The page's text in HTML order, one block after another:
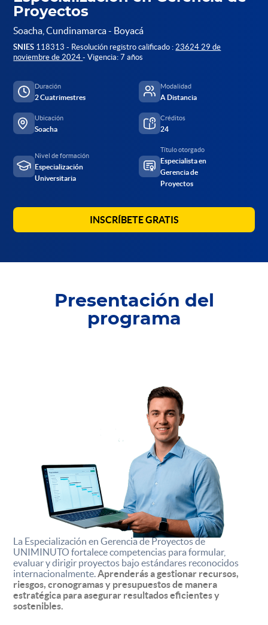
Proyectos
Soacha, Cundinamarca - Boyacá
SNIES 118313 - Resolución registro calificado :23624 29 de
noviembre de 2024- Vigencia: 7 años
Duración
2 Cuatrimestres
Modalidad
A Distancia
Ubicación
Soacha
Créditos
24
Nivel de formación
Especialización
Universitaria
Título otorgado
Especialista en
Gerencia de
Proyectos
INSCRÍBETE GRATIS
Presentación del
programa
La Especialización en Gerencia de Proyectos de
UNIMINUTO fortalece competencias para formular,
evaluar y dirigir proyectos bajo estándares reconocidos
internacionalmente.Aprenderás a gestionar recursos,
riesgos, cronogramas y presupuestos de manera
estratégica para asegurar resultados eficientes y
sostenibles.